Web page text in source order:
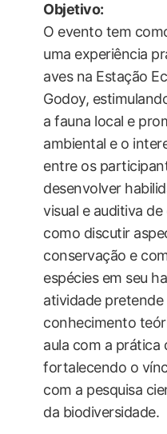
Objetivo:
O evento tem
uma experiência
aves na Estação
Godoy,
a fauna local e
ambiental e o
entre os
desenvolver
visual e auditiva
como discutir
conservação e
espécies em seu
atividade
conhecimento
aula com a prática
fortalecendo o
com a pesquisa
da biodiversidade.